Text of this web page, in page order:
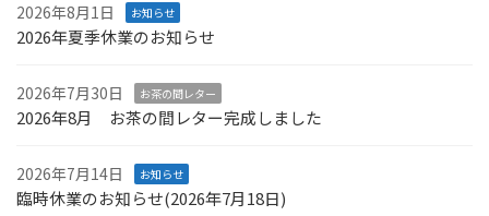
2026年8月1日 お知らせ
2026年夏季休業のお知らせ
2026年7月30日 お茶の間レター
2026年8月 お茶の間レター完成しました
2026年7月14日 お知らせ
臨時休業のお知らせ(2026年7月18日)